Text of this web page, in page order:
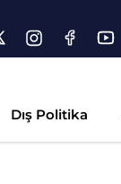
Dış Politika